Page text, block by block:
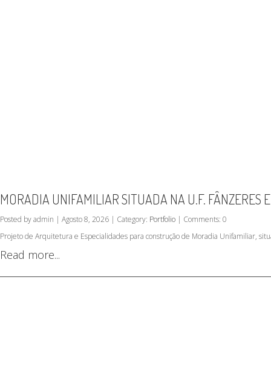
MORADIA UNIFAMILIAR SITUADA NA U.F. FÂNZERES
Posted by admin | Agosto 8, 2026 | Category: Portfolio | Comments: 0
Projeto de Arquitetura e Especialidades para construção de Moradia Unifamiliar,
Read more...